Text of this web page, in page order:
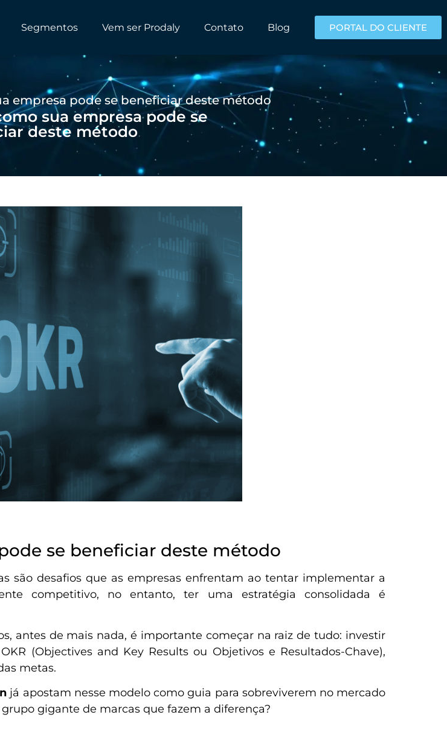
Segmentos Vem ser Prodaly Contato Blog PORTAL DO CLIENTE
empresa pode se beneficiar deste método
sua empresa pode se
deste método
se beneficiar deste método
são desafios que as empresas enfrentam ao tentar implementar a
competitivo, no entanto, ter uma estratégia consolidada é
antes de mais nada, é importante começar na raiz de tudo: investir
(Objectives and Key Results ou Objetivos e Resultados-Chave),
metas.
já apostam nesse modelo como guia para sobreviverem no mercado
gigante de marcas que fazem a diferença?